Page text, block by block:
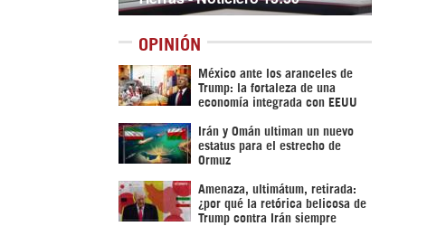
OPINIÓN
México ante los aranceles de
Trump: la fortaleza de una
economía integrada con EEUU
Irán y Omán ultiman un nuevo
estatus para el estrecho de
Ormuz
Amenaza, ultimátum, retirada:
¿por qué la retórica belicosa de
Trump contra Irán siempre